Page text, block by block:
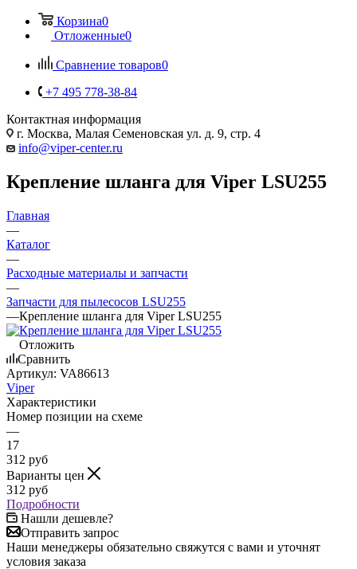
Корзина0
Отложенные0
Сравнение товаров0
+7 495 778-38-84
Контактная информация
г. Москва, Малая Семеновская ул. д. 9, стр. 4
info@viper-center.ru
Крепление шланга для Viper LSU255
Главная
—
Каталог
—
Расходные материалы и запчасти
—
Запчасти для пылесосов LSU255
—Крепление шланга для Viper LSU255
Отложить
Сравнить
Артикул: VA86613
Viper
Характеристики
Номер позиции на схеме
—
17
312 руб
Варианты цен
312 руб
Подробности
Нашли дешевле?
Отправить запрос
Наши менеджеры обязательно свяжутся с вами и уточнят
условия заказа